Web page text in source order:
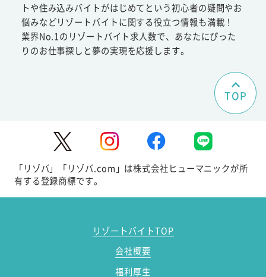
トや住み込みバイトがはじめてという初心者の疑問やお
悩みなどリゾートバイトに関する役立つ情報も満載！
業界No.1のリゾートバイト求人数で、あなたにぴった
りのお仕事探しと夢の実現を応援します。
TOP
「リゾバ」「リゾバ.com」は株式会社ヒューマニックが所
有する登録商標です。
リゾートバイトTOP
会社概要
福利厚生